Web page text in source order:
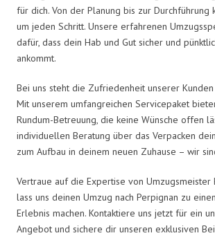
für dich. Von der Planung bis zur Durchführung
um jeden Schritt. Unsere erfahrenen
dafür, dass dein Hab und Gut sicher und
ankommt.
Bei uns steht die Zufriedenheit unserer
Mit unserem umfangreichen Servicepaket
Rundum-Betreuung, die keine Wünsche offen
individuellen Beratung über das Verpacken
zum Aufbau in deinem neuen Zuhause – wir
Vertraue auf die Expertise von Umzugsmeister
lass uns deinen Umzug nach Perpignan zu
Erlebnis machen. Kontaktiere uns jetzt für ein
Angebot und sichere dir unseren exklusiven